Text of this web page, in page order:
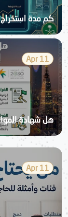
كم مدة
11 Apr
هل شهادة
11 Apr